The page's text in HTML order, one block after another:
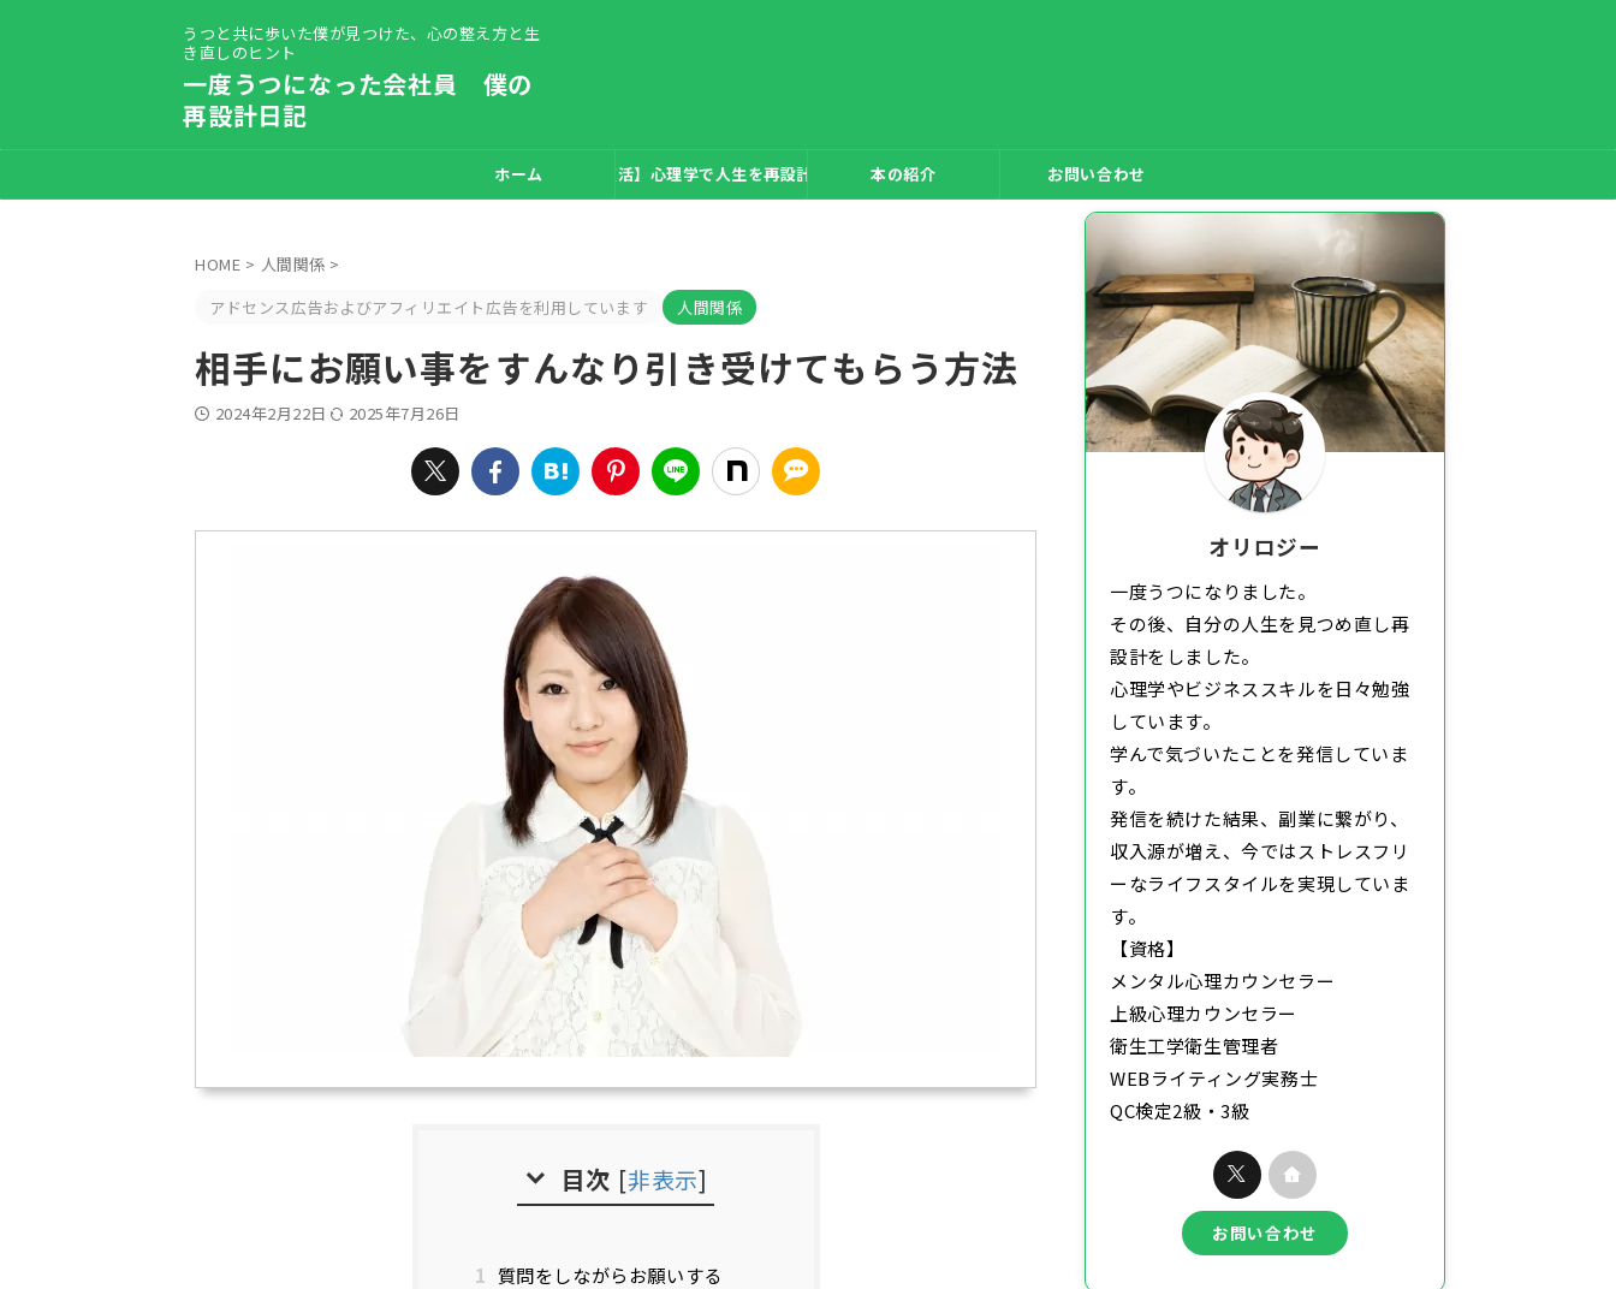
うつと共に歩いた僕が見つけた、心の整え方と生
き直しのヒント
一度うつになった会社員 僕の
再設計日記
ホーム
自己紹介-【うつ病からの復活】心理学で人生を再設計した僕のリアルストーリー
本の紹介 お問い合わせ
HOME > 人間関係 >
アドセンス広告およびアフィリエイト広告を利用しています
人間関係
相手にお願い事をすんなり引き受けてもらう方法
2024年2月22日 2025年7月26日
目次 [非表示]
1 質問をしながらお願いする
オリロジー
一度うつになりました。
その後、自分の人生を見つめ直し再
設計をしました。
心理学やビジネススキルを日々勉強
しています。
学んで気づいたことを発信していま
す。
発信を続けた結果、副業に繋がり、
収入源が増え、今ではストレスフリ
ーなライフスタイルを実現していま
す。
【資格】
メンタル心理カウンセラー
上級心理カウンセラー
衛生工学衛生管理者
WEBライティング実務士
QC検定2級・3級
お問い合わせ